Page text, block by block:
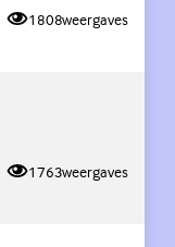
1808weergaves
1763weergaves